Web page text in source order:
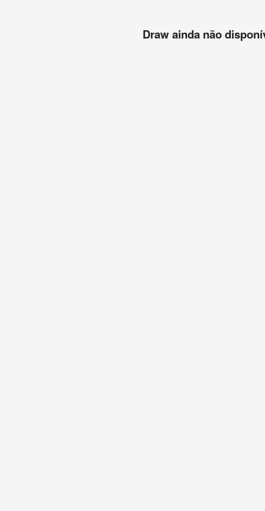
Draw ainda não